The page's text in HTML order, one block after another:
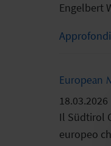
Engelbert
European
18.03.2026
Il Südtirol
europeo